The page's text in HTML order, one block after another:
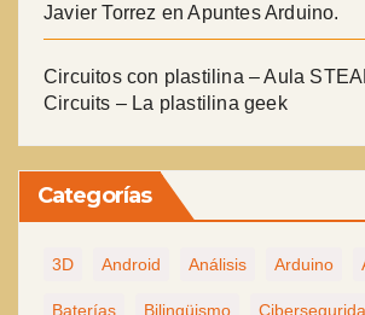
Javier Torrez enApuntes Arduino.
Circuitos con plastilina – Aula
Circuits – La plastilina geek
Categorías
3D Android Análisis Arduino
Baterías Bilingüismo